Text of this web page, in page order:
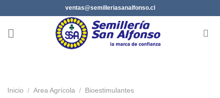
al
contenido
ventas@semilleriasanalfonso.cl
Inicio / Area Agrícola / Bioestimulantes